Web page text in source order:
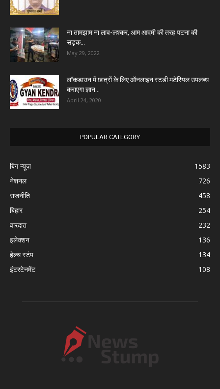
ना तामझाम ना लाव-लश्कर, आम आदमी की तरह पटना की
सड़क...
May 29, 2022
लॉकडाउन में छात्रों के लिए ऑनलाइन स्टडी मटेरियल उपलब्ध
कराएगा ज्ञान...
April 24, 2020
POPULAR CATEGORY
बिग न्यूज़
1583
नेशनल
726
राजनीति
458
बिहार
254
वारदात
232
इलेक्शन
136
हेल्थ स्टंप
134
इंटरटेनमेंट
108